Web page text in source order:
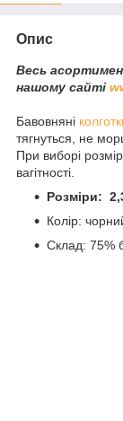
Опис
Весь
нашому сайті
Бавовняні
тягнуться, не
При виборі
вагітності.
Розміри:
Колір:
Склад: 75%